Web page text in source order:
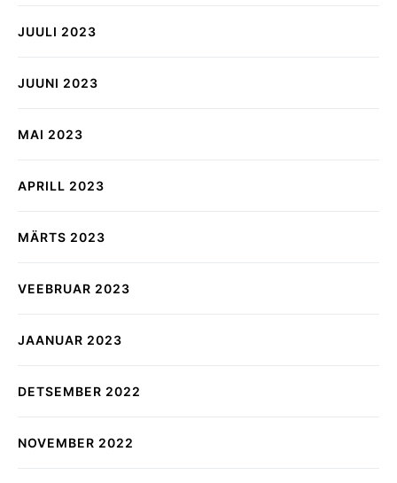
JUULI 2023
JUUNI 2023
MAI 2023
APRILL 2023
MÄRTS 2023
VEEBRUAR 2023
JAANUAR 2023
DETSEMBER 2022
NOVEMBER 2022